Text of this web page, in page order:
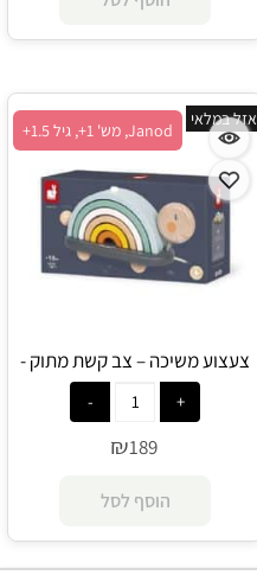
Janod, מש' 1+, גיל 1.5+
אזל במלאי
צעצוע משיכה – צב קשת מתוק -
Janod
₪189
הוסף לסל